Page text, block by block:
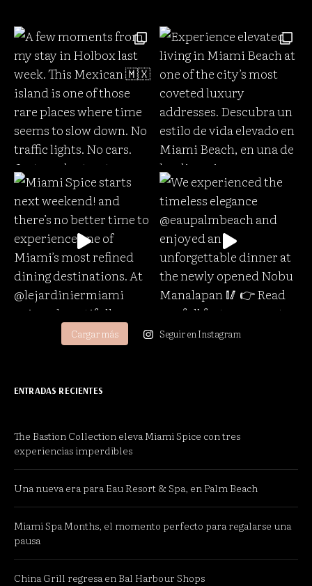
Cargar más Seguir en Instagram
ENTRADAS RECIENTES
The Bastion Collection eleva Miami Spice con tres
experiencias imperdibles
Una nueva era para Eau Resort & Spa, en Palm Beach
Miami Spa Months, el momento perfecto para regalarse una
pausa
China Grill regresa en Bal Harbour Shops